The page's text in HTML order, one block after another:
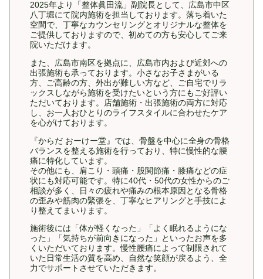
2025年より「整体眞田流」副院長として、広島市中区
八丁堀にて院内施術を担当しております。落ち着いた
空間で、丁寧なカウンセリングとオリジナルな整体を
ご提供しておりますので、初めての方も安心してご来
院いただけます。
また、広島市南区を拠点に、広島市内および近郊への
出張施術も承っております。小さなお子さまがいる
方、ご高齢の方、外出が難しい方など、ご自宅でリラ
ックスしながら施術を受けたいという方にもご好評い
ただいております。店舗施術・出張施術の両方に対応
し、お一人おひとりのライフスタイルに合わせたケア
を心がけております。
『からだ おーけー堂』では、骨盤を中心に全身の骨格
バランスを整える施術を行っており、特に慢性的な腰
痛に特化しています。
その他にも、肩こり・頭痛・股関節痛・膝痛などの症
状にも対応可能です。特に40代・50代の女性からのご
相談が多く、日々の疲れや痛みの根本原因となる骨格
の歪みや筋肉の緊張を、丁寧なヒアリングと手技によ
り整えてまいります。
施術後には「体が軽くなった」「よく眠れるようにな
った」「気持ちが前向きになった」といったお声を多
くいただいております。慢性腰痛によって制限されて
いた日常生活の質を高め、自然な笑顔が戻るよう、全
力でサポートさせていただきます。